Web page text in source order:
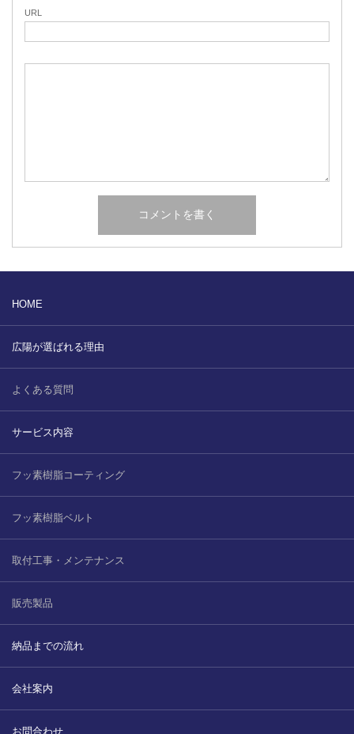
URL
HOME
広陽が選ばれる理由
よくある質問
サービス内容
フッ素樹脂コーティング
フッ素樹脂ベルト
取付工事・メンテナンス
販売製品
納品までの流れ
会社案内
お問合わせ